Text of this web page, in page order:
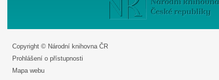
Copyright © Národní knihovna ČR
Prohlášení o přístupnosti
Mapa webu